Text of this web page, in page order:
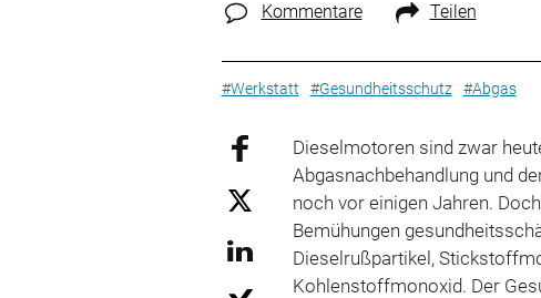
Kommentare Teilen
#Werkstatt #Gesundheitsschutz #Abgas
Dieselmotoren sind zwar
Abgasnachbehandlung und
noch vor einigen Jahren.
Bemühungen
Dieselrußpartikel,
Kohlenstoffmonoxid. Der